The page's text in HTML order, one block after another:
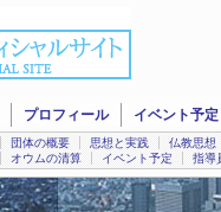
プロフィール イベント予定
団体の概要 思想と実践
仏教思想
オウムの清算
イベント予定 指導